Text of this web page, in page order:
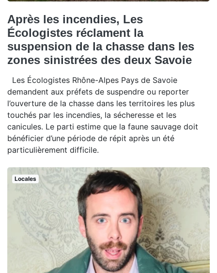
Après les incendies, Les
Écologistes réclament la
suspension de la chasse dans les
zones sinistrées des deux Savoie
Les Écologistes Rhône-Alpes Pays de Savoie
demandent aux préfets de suspendre ou reporter
l’ouverture de la chasse dans les territoires les plus
touchés par les incendies, la sécheresse et les
canicules. Le parti estime que la faune sauvage doit
bénéficier d’une période de répit après un été
particulièrement difficile.
Locales